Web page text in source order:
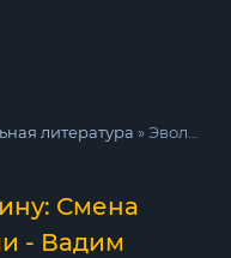
литература » Эволюция не по Дарвину: Смена эволюционной модели - Вадим Назаров
Смена
- Вадим